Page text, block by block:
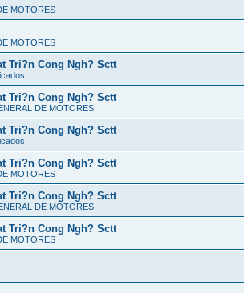
MOTORES
MOTORES
Tri?n Cong Ngh? Sctt
Tri?n Cong Ngh? Sctt
DE MOTORES
Tri?n Cong Ngh? Sctt
Tri?n Cong Ngh? Sctt
MOTORES
Tri?n Cong Ngh? Sctt
DE MOTORES
Tri?n Cong Ngh? Sctt
MOTORES